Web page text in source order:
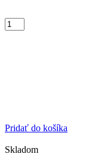
Pridať do košíka
Skladom